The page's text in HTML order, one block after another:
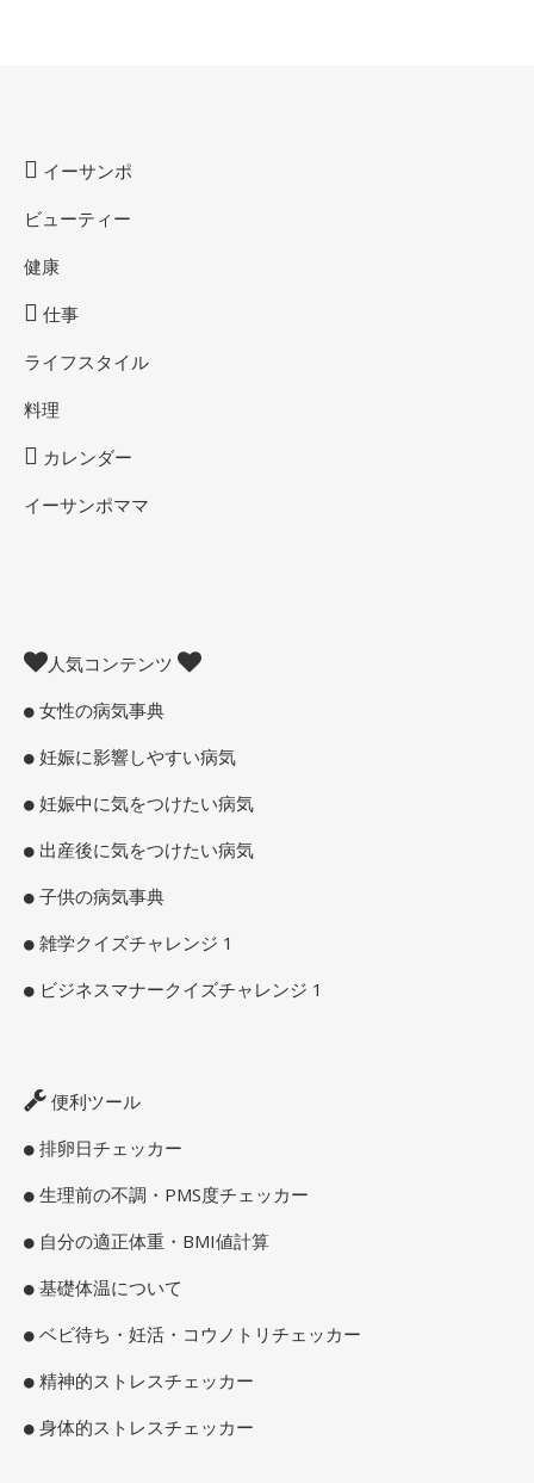
イーサンポ
ビューティー
健康
仕事
ライフスタイル
料理
カレンダー
イーサンポママ
人気コンテンツ
女性の病気事典
妊娠に影響しやすい病気
妊娠中に気をつけたい病気
出産後に気をつけたい病気
子供の病気事典
雑学クイズチャレンジ 1
ビジネスマナークイズチャレンジ 1
便利ツール
排卵日チェッカー
生理前の不調・PMS度チェッカー
自分の適正体重・BMI値計算
基礎体温について
ベビ待ち・妊活・コウノトリチェッカー
精神的ストレスチェッカー
身体的ストレスチェッカー